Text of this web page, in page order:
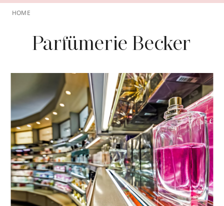
Behandlungen
Über YBPN
Aktionen
Storefinder
HOME
Parfümerie Becker